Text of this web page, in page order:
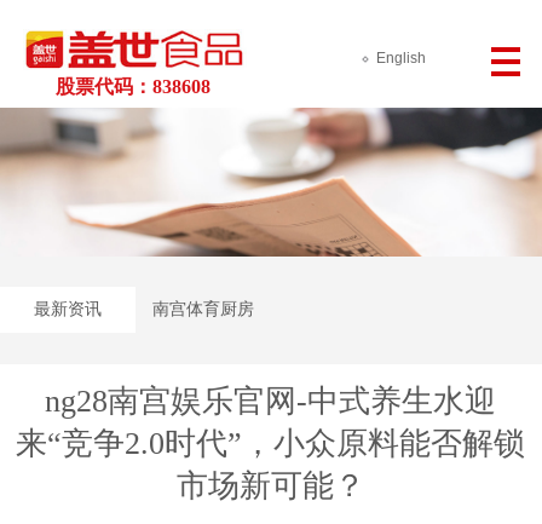
股票代码：838608
English
最新资讯 南宫体育厨房
ng28南宫娱乐官网-中式养生水迎
来“竞争2.0时代”，小众原料能否解锁
市场新可能？